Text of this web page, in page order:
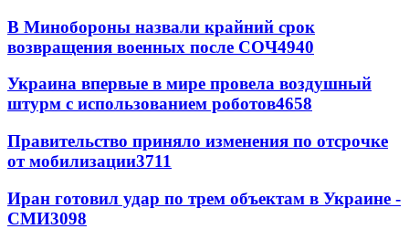
В Минобороны назвали крайний срок
возвращения военных после СОЧ4940
Украина впервые в мире провела воздушный
штурм с использованием роботов4658
Правительство приняло изменения по отсрочке
от мобилизации3711
Иран готовил удар по трем объектам в Украине -
СМИ3098